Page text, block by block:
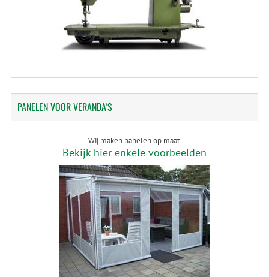
PANELENVOOR VERANDA'S
Wij maken panelen op maat.
Bekijk hier enkele voorbeelden